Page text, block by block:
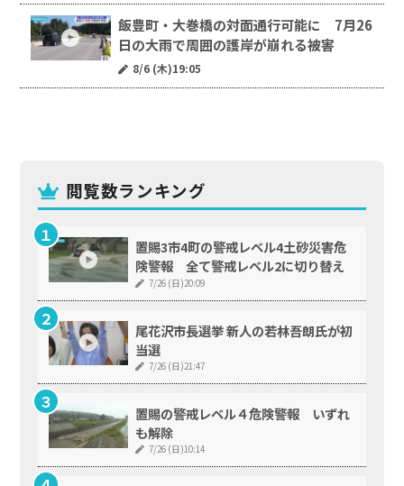
閲覧数ランキング
置賜3市4町の警戒レベル4土砂災害危
険警報 全て警戒レベル2に切り替え
7/26 (日)20:09
尾花沢市長選挙 新人の若林吾朗氏が初
当選
7/26 (日)21:47
置賜の警戒レベル４危険警報 いずれ
も解除
7/26 (日)10:14
飯豊町・大巻橋の対面通行可能に 7月26
日の大雨で周囲の護岸が崩れる被害
8/6 (木)19:05